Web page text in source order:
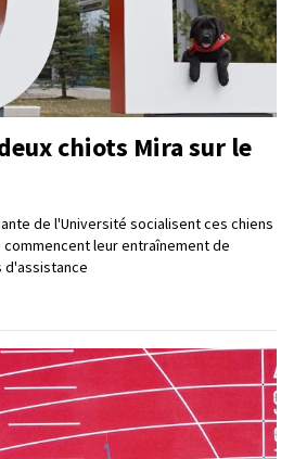
chiots Mira sur le
de l'Université socialisent ces chiens
leur entraînement de
d'assistance